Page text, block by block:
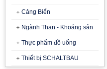
Cảng Biển
Ngành Than - Khoáng sản
Thực phẩm đồ uống
Thiết bị SCHALTBAU